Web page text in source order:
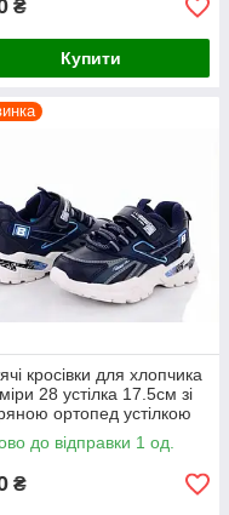
₴
Купити
кросівки для хлопчика
28 устілка 17.5см зі
ортопед устілкою
до відправки 1 од.
₴